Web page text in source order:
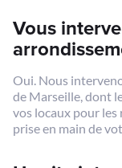
Vous
Oui. Nous
de Marseille, dont
vos locaux pour les
prise en main de